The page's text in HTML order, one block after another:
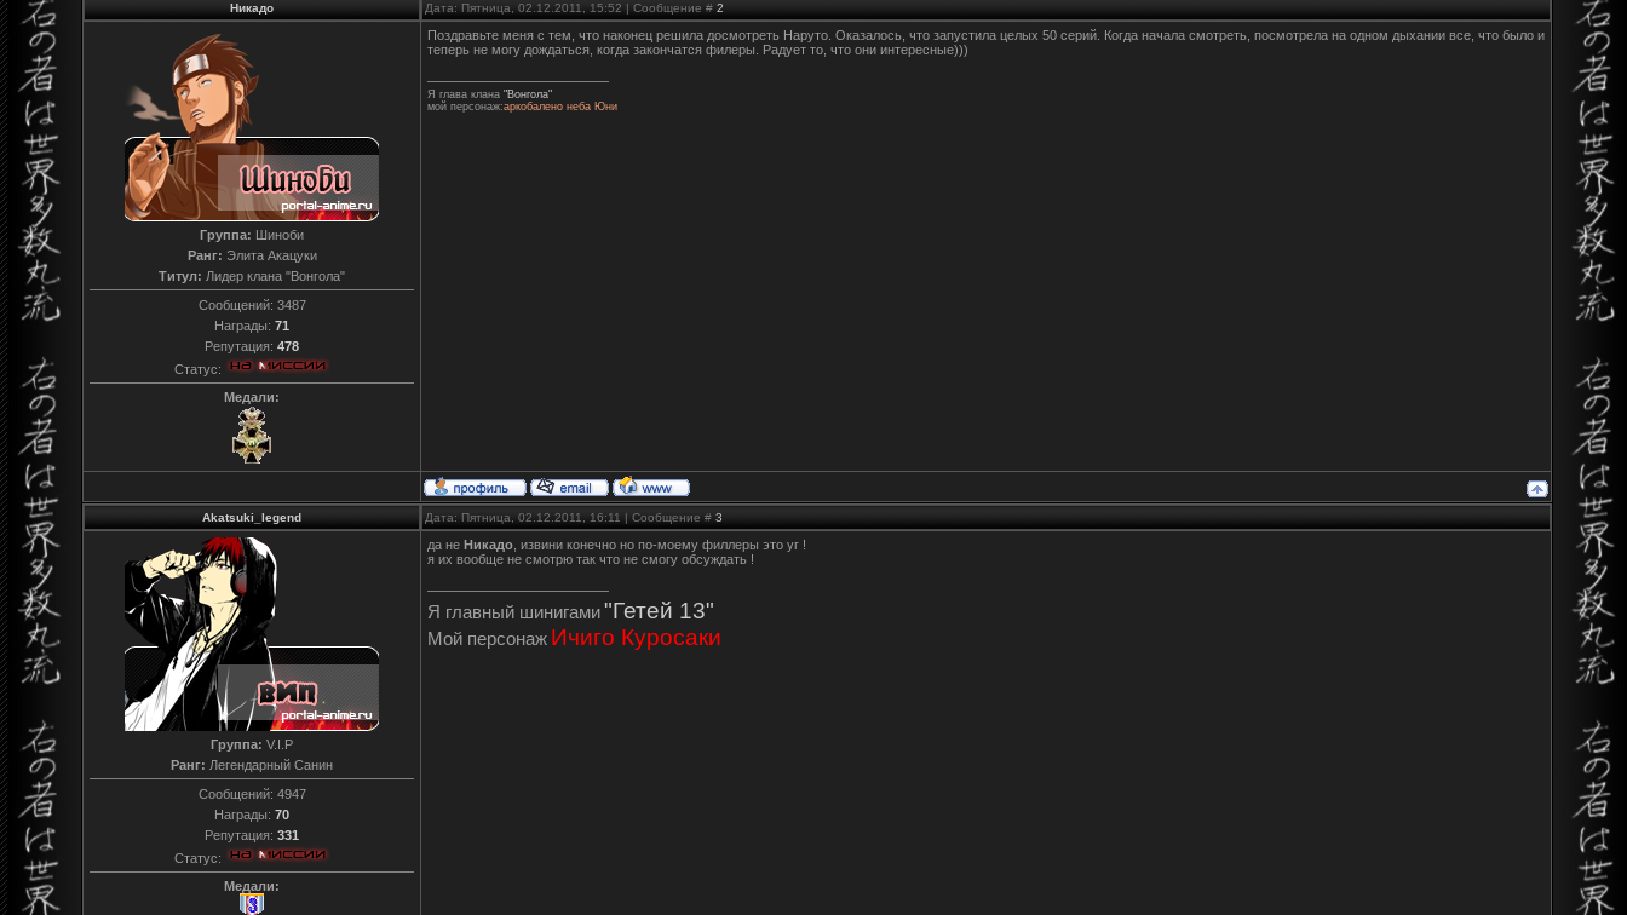
Никадо Дата: Пятница, 02.12.2011, 15:52 | Сообщение # 2
Группа: Шиноби
Ранг: Элита Акацуки
Титул: Лидер клана "Вонгола"
Сообщений: 3487
Награды: 71
Репутация: 478
Статус:
Медали:
Поздравьте меня с тем, что наконец решила досмотреть Наруто. Оказалось, что запустила целых 50 серий. Когда начала смотреть, посмотрела на одном дыхании все, что было и
теперь не могу дождаться, когда закончатся филеры. Радует то, что они интересные)))
Я глава клана "Вонгола"
мой персонаж:аркобалено неба Юни
Akatsuki_legend Дата: Пятница, 02.12.2011, 16:11 | Сообщение # 3
Группа: V.I.P
Ранг: Легендарный Санин
Сообщений: 4947
Награды: 70
Репутация: 331
Статус:
Медали:
да не Никадо , извини конечно но по-моему филлеры это уг !
я их вообще не смотрю так что не смогу обсуждать !
Я главный шинигами"Гетей 13"
Мой персонаж Ичиго Куросаки